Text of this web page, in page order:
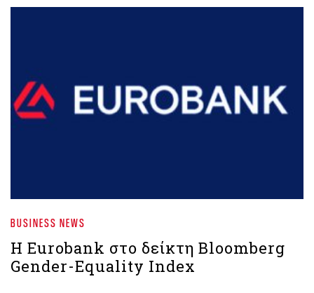
BUSINESS NEWS
H Eurobank στο δείκτη Bloomberg
Gender-Equality Index